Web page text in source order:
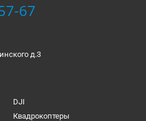
67
д.3
DJI
Квадрокоптеры